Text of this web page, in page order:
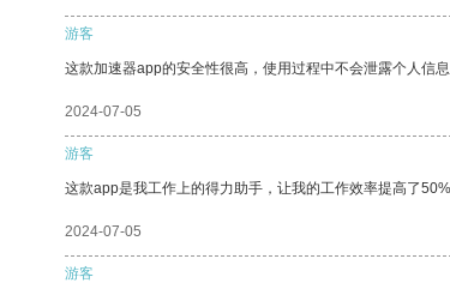
游客
这款加速器app的安全性很高，使用过程中不会泄露个人信息
2024-07-05
游客
这款app是我工作上的得力助手，让我的工作效率提高了
2024-07-05
游客